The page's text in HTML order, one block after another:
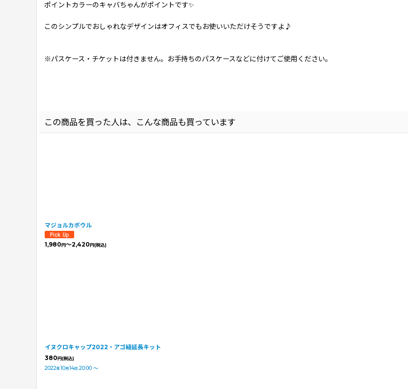
ポイントカラーのキャバちゃんがポイントです✨
このシンプルでおしゃれなデザインはオフィスでもお使いいただけそうですよ♪
※パスケース・チケットは付きません。お手持ちのパスケースなどに付けてご使用ください。
この商品を買った人は、こんな商品も買っています
マジョルカボウル
1,980円～2,420円(税込)
イヌクロキャップ2022・アゴ紐延長キット
380円(税込)
2022年10月14日 20:00 ～